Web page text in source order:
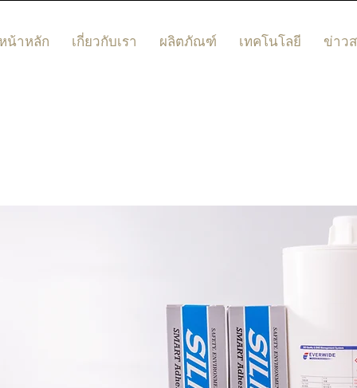
น้าหลัก เกี่ยวกับเรา ผลิตภัณฑ์ เทคโนโลยี ข่าว